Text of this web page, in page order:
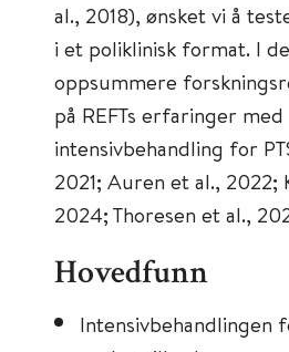
al., 2018), ønsket vi å
i et poliklinisk format. I
oppsummere
på REFTs erfaringer med
intensivbehandling for
2021; Auren et al., 2022;
2024; Thoresen et al.,
Hovedfunn
Intensivbehandlingen